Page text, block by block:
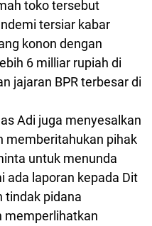
toko tersebut
tersiar kabar
konon dengan
6 milliar rupiah di
jajaran BPR terbesar di
Adi juga menyesalkan
memberitahukan pihak
untuk menunda
ada laporan kepada Dit
tindak pidana
memperlihatkan